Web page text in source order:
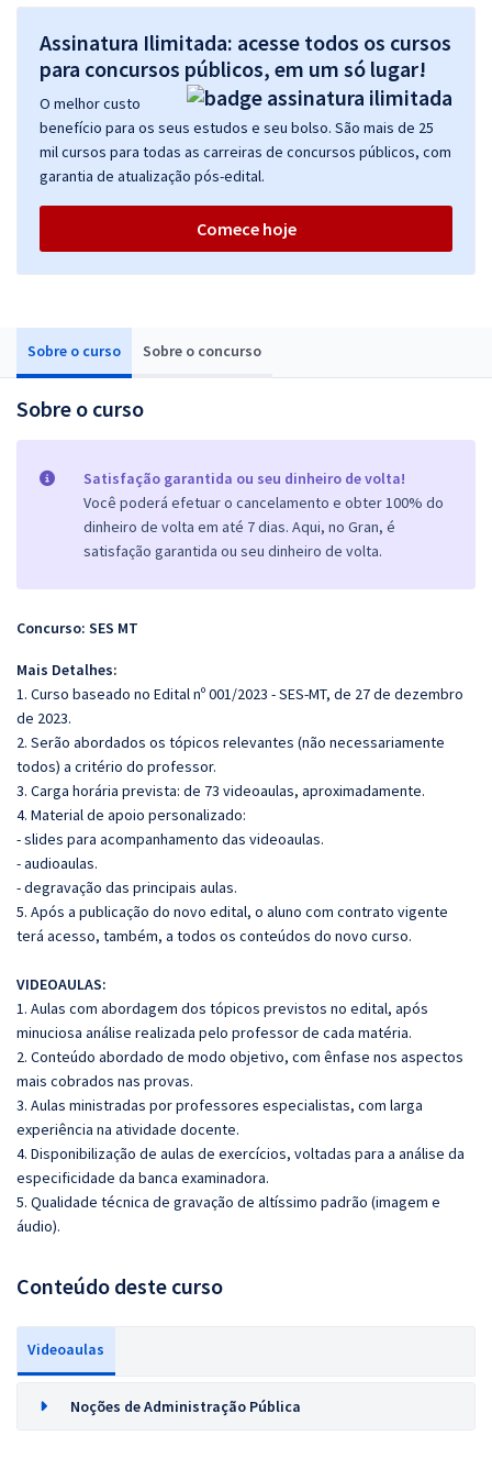
Sobre o curso Sobre o concurso
Sobre o curso
Satisfação garantida ou seu dinheiro de volta!
Você poderá efetuar o cancelamento e obter 100% do
dinheiro de volta em até 7 dias. Aqui, no Gran, é
satisfação garantida ou seu dinheiro de volta.
Concurso: SES MT
Mais Detalhes:
1. Curso baseado no Edital nº 001/2023 - SES-MT, de 27 de dezembro
de 2023.
2. Serão abordados os tópicos relevantes (não necessariamente
todos) a critério do professor.
3. Carga horária prevista: de 73 videoaulas, aproximadamente.
4. Material de apoio personalizado:
- slides para acompanhamento das videoaulas.
- audioaulas.
- degravação das principais aulas.
5. Após a publicação do novo edital, o aluno com contrato vigente
terá acesso, também, a todos os conteúdos do novo curso.
VIDEOAULAS:
1. Aulas com abordagem dos tópicos previstos no edital, após
minuciosa análise realizada pelo professor de cada matéria.
2. Conteúdo abordado de modo objetivo, com ênfase nos aspectos
mais cobrados nas provas.
3. Aulas ministradas por professores especialistas, com larga
experiência na atividade docente.
4. Disponibilização de aulas de exercícios, voltadas para a análise da
especificidade da banca examinadora.
5. Qualidade técnica de gravação de altíssimo padrão (imagem e
áudio).
Conteúdo deste curso
Videoaulas
Noções de Administração Pública
Assinatura Ilimitada: acesse todos os cursos
para concursos públicos, em um só lugar!
O melhor custo
benefício para os seus estudos e seu bolso. São mais de 25
mil cursos para todas as carreiras de concursos públicos, com
garantia de atualização pós-edital.
Comece hoje